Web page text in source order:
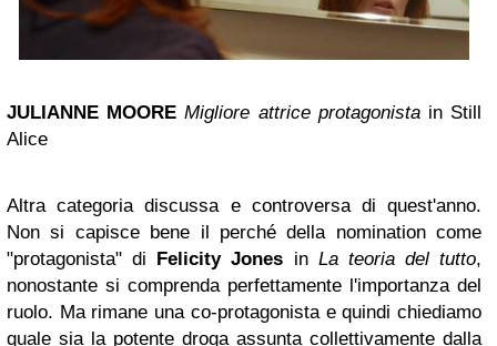
JULIANNE MOORE Migliore attrice protagonista in Still
Alice
Altra categoria discussa e controversa di quest'anno.
Non si capisce bene il perché della nomination come
"protagonista" di Felicity Jones in La teoria del tutto,
nonostante si comprenda perfettamente l'importanza del
ruolo. Ma rimane una co-protagonista e quindi chiediamo
quale sia la potente droga assunta collettivamente dalla